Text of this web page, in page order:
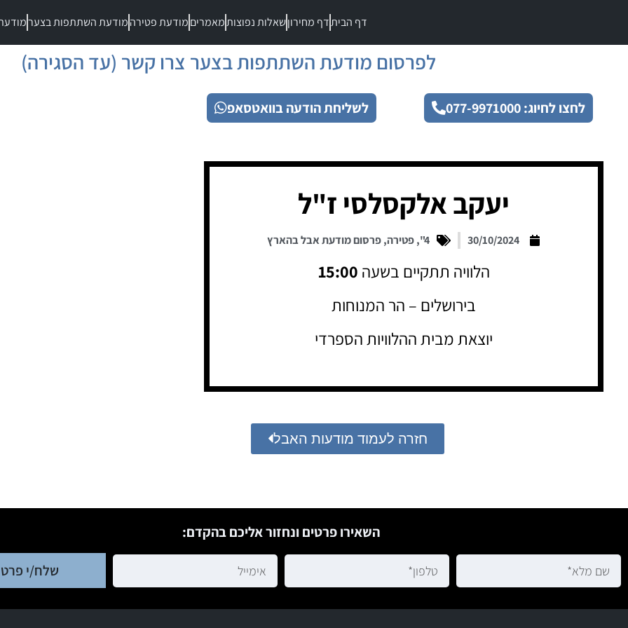
דף הביתדף מחירוןשאלות נפוצותמאמריםמודעת פטירהמודעת השתתפות בצער
לפרסום מודעת השתתפות בצער צרו קשר (עד הסגירה)
לחצו לחיוג: 077-9971000 לשליחת הודעה בוואטסאפ
יעקב אלקסלסי ז"ל
30/10/2024
4"
,פטירה,פרסום מודעת אבל בהארץ
הלוויה תתקיים בשעה 15:00
בירושלים – הר המנוחות
יוצאת מבית ההלוויות הספרדי
חזרה לעמוד מודעות האבל
השאירו פרטים ונחזור אליכם בהקדם:
שלח/י